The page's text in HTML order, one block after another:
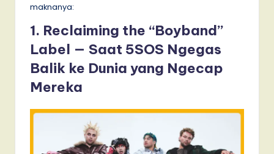
maknanya:
1. Reclaiming the “Boyband”
Label — Saat 5SOS Ngegas
Balik ke Dunia yang Ngecap
Mereka